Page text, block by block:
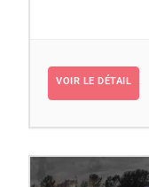
VOIR LE DÉTAIL